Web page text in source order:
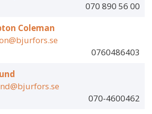
070 890 56 00
Coleman
0760486403
070-4600462